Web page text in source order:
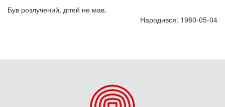
Був розлучений, дітей не мав.
Народився: 1980-05-04